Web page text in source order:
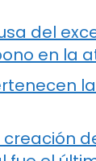
del
en la